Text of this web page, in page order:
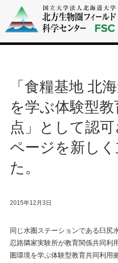
「食糧基地 北
を学ぶ体験型
点」として認
ページを新し
た。
2015年12月3日
同じ水圏ステーションである臼尻
忍路隣家実験所が教育関係共同利
圏環境を学ぶ体験型教育共同利用